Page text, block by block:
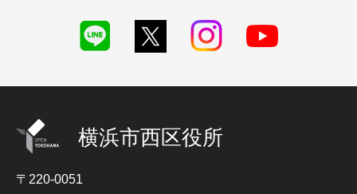
横浜市西区役所
〒220-0051